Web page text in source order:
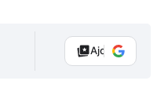
Ajouter Vélo